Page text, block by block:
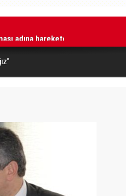
adına harekete geçtik